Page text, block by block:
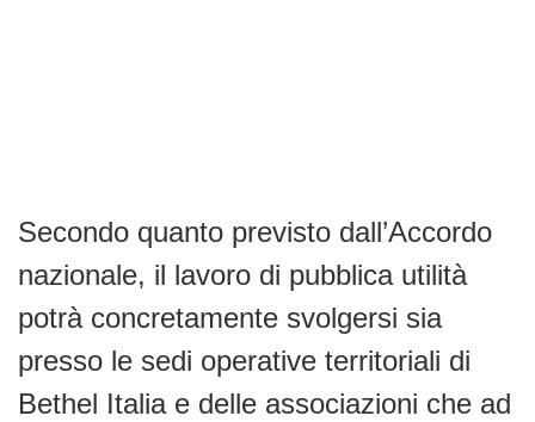
Secondo quanto previsto dall’Accordo
nazionale, il lavoro di pubblica utilità
potrà concretamente svolgersi sia
presso le sedi operative territoriali di
Bethel Italia e delle associazioni che ad